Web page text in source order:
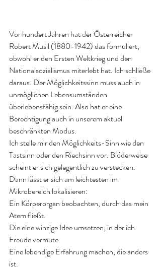
Vor hundert Jahren hat der Österreicher
Robert Musil (1880-1942) das formuliert,
obwohl er den Ersten Weltkrieg und den
Nationalsozialismus miterlebt hat. Ich schließe
daraus: Der Möglichkeitssinn muss auch in
unmöglichen Lebensumständen
überlebensfähig sein. Also hat er eine
Berechtigung auch in unserem aktuell
beschränkten Modus.
Ich stelle mir den Möglichkeits-Sinn wie den
Tastsinn oder den Riechsinn vor. Blöderweise
scheint er sich gelegentlich zu verstecken.
Dann lässt er sich am leichtesten im
Mikrobereich lokalisieren:
Ein Körperorgan beobachten, durch das mein
Atem fließt.
Die eine winzige Idee umsetzen, in der ich
Freude vermute.
Eine lebendige Erfahrung machen, die anders
ist.